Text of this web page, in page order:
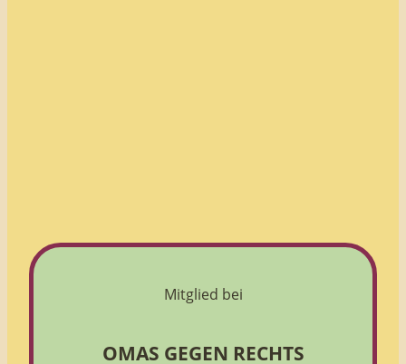
Mitglied bei
OMAS GEGEN RECHTS